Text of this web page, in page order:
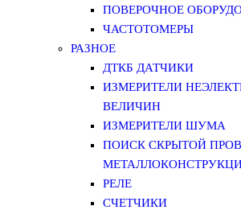
ПОВЕРОЧНОЕ
ЧАСТОТОМЕРЫ
РАЗНОЕ
ДТКБ ДАТЧИКИ
ИЗМЕРИТЕЛИ
ВЕЛИЧИН
ИЗМЕРИТЕЛИ ШУМА
ПОИСК СКРЫТОЙ
РЕЛЕ
СЧЕТЧИКИ